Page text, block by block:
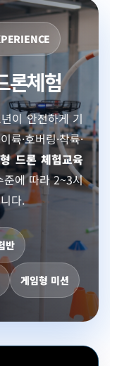
론체험
이 안전하게 기
·호버링·착륙·
드론 체험교육
준에 따라 2~3시
다.
반
게임형 미션